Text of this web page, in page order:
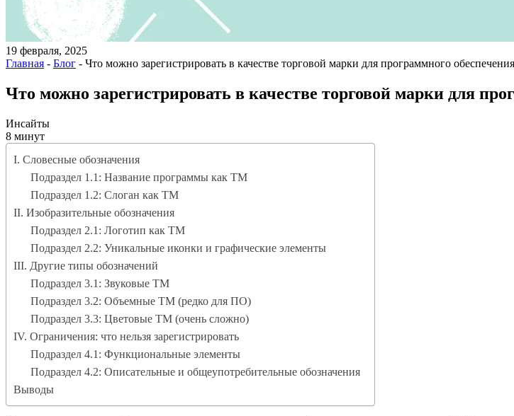
19 февраля, 2025
Главная - Блог - Что можно зарегистрировать в качестве торговой марки для программного
Что можно зарегистрировать в качестве торговой марки для
Инсайты
8 минут
I. Словесные обозначения
Подраздел 1.1: Название программы как ТМ
Подраздел 1.2: Слоган как ТМ
II. Изобразительные обозначения
Подраздел 2.1: Логотип как ТМ
Подраздел 2.2: Уникальные иконки и графические элементы
III. Другие типы обозначений
Подраздел 3.1: Звуковые ТМ
Подраздел 3.2: Объемные ТМ (редко для ПО)
Подраздел 3.3: Цветовые ТМ (очень сложно)
IV. Ограничения: что нельзя зарегистрировать
Подраздел 4.1: Функциональные элементы
Подраздел 4.2: Описательные и общеупотребительные обозначения
Выводы